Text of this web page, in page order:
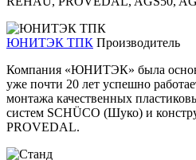
ЮНИТЭК ТПК Производитель
Компания «ЮНИТЭК» была
уже почти 20 лет успешно
монтажа качественных
систем SCHÜCO (Шуко) и
PROVEDAL.